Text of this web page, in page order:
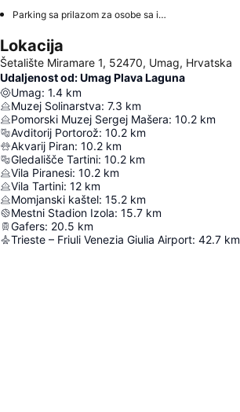
Parking sa prilazom za osobe sa invaliditetom
Lokacija
Šetalište Miramare 1, 52470, Umag, Hrvatska
Udaljenost od: Umag Plava Laguna
Umag: 1.4 km
Muzej Solinarstva: 7.3 km
Pomorski Muzej Sergej Mašera: 10.2 km
Avditorij Portorož: 10.2 km
Akvarij Piran: 10.2 km
Gledališče Tartini: 10.2 km
Vila Piranesi: 10.2 km
Vila Tartini: 12 km
Momjanski kaštel: 15.2 km
Mestni Stadion Izola: 15.7 km
Gafers: 20.5 km
Trieste – Friuli Venezia Giulia Airport: 42.7 km